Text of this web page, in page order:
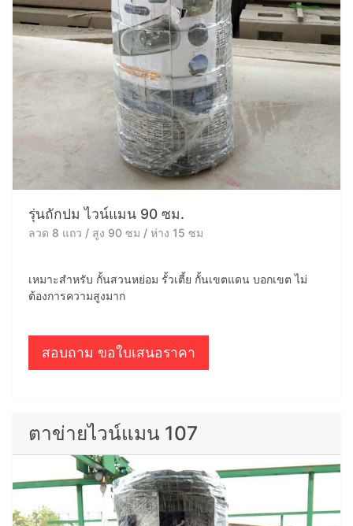
รุ่นถักปม ไวน์แมน 90 ซม.
ลวด 8 แถว / สูง 90 ซม / ห่าง 15 ซม
เหมาะสำหรับ กั้นสวนหย่อม รั้วเตี้ย กั้นเขตแดน บอกเขต ไม่
ต้องการความสูงมาก
สอบถาม ขอใบเสนอราคา
ตาข่ายไวน์แมน 107